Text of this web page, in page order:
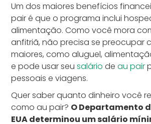
Um dos maiores benefícios
pair é que o programa inclui
alimentação. Como você mora
anfitriã, não precisa se preocupar
maiores, como aluguel,
e pode usar seusalário deau pair
pessoais e viagens.
Quer saber quanto dinheiro você
como au pair? O Departamento
EUA determinou um salário